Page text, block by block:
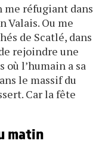
réfugiant dans
Valais. Ou me
de Scatlé, dans
rejoindre une
où l’humain a sa
le massif du
Car la fête
matin